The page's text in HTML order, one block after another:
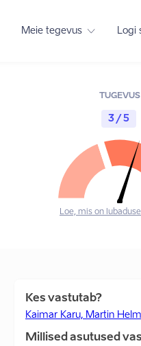
Meie tegevus Logi
TUGEVUS
3 / 5
Loe, mis on
Kes vastutab?
Kaimar Karu, Martin
Millised asutused